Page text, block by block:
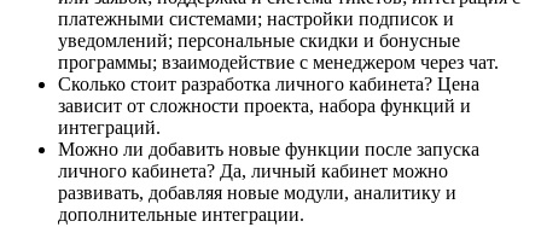
платежными системами; настройки подписок и
уведомлений; персональные скидки и бонусные
программы; взаимодействие с менеджером через чат.
Сколько стоит разработка личного кабинета? Цена
зависит от сложности проекта, набора функций и
интеграций.
Можно ли добавить новые функции после запуска
личного кабинета? Да, личный кабинет можно
развивать, добавляя новые модули, аналитику и
дополнительные интеграции.